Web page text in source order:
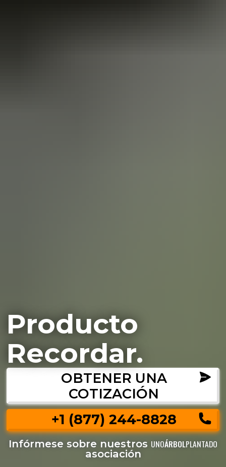
Producto
Recordar.
OBTENER UNA
COTIZACIÓN
+1 (877) 244-8828
Infórmese sobre nuestros UNOÁRBOLPLANTADO
asociación